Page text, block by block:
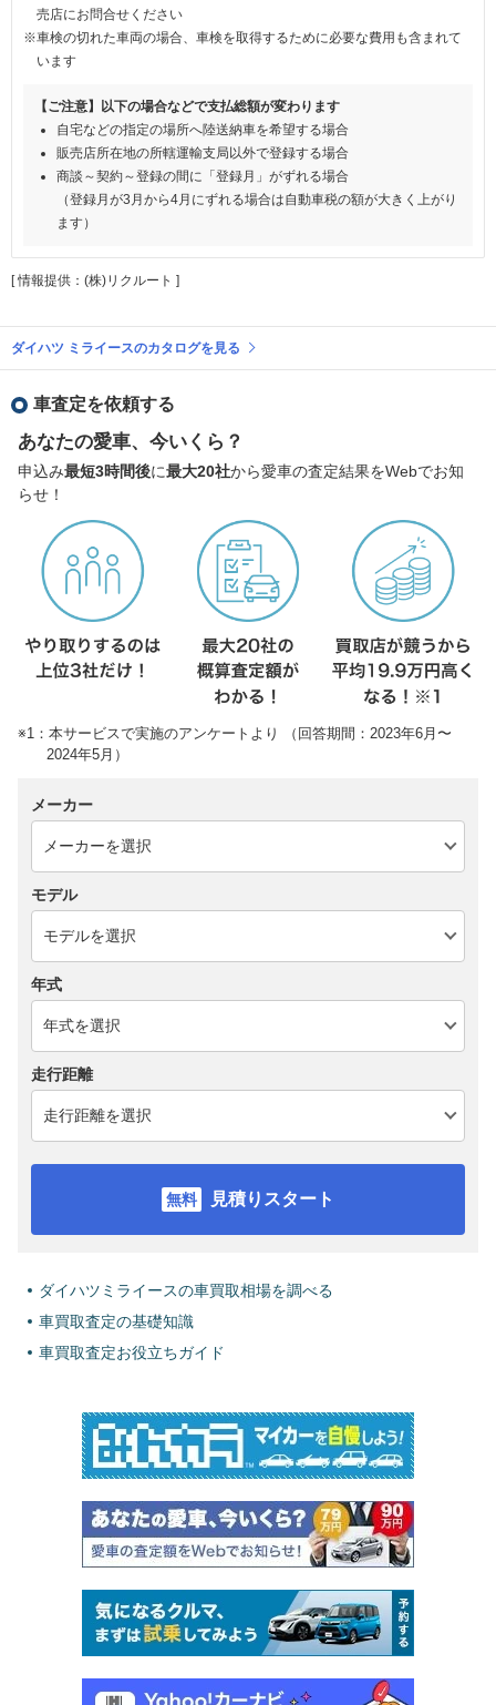
売店にお問合せください
※車検の切れた車両の場合、車検を取得するために必要な費用も含まれて
います
【ご注意】以下の場合などで支払総額が変わります
自宅などの指定の場所へ陸送納車を希望する場合
販売店所在地の所轄運輸支局以外で登録する場合
商談～契約～登録の間に「登録月」がずれる場合
（登録月が3月から4月にずれる場合は自動車税の額が大きく上がり
ます）
[ 情報提供：(株)リクルート ]
ダイハツ ミライースのカタログを見る
車査定を依頼する
あなたの愛車、今いくら？
申込み最短3時間後に最大20社から愛車の査定結果をWebでお知
らせ！
※1：本サービスで実施のアンケートより （回答期間：2023年6月〜
2024年5月）
メーカー
モデル
年式
走行距離
見積りスタート
ダイハツミライースの車買取相場を調べる
車買取査定の基礎知識
車買取査定お役立ちガイド